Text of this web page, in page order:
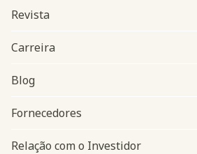
Navegação do rodapé
Revista
Carreira
Blog
Fornecedores
Relação com o Investidor